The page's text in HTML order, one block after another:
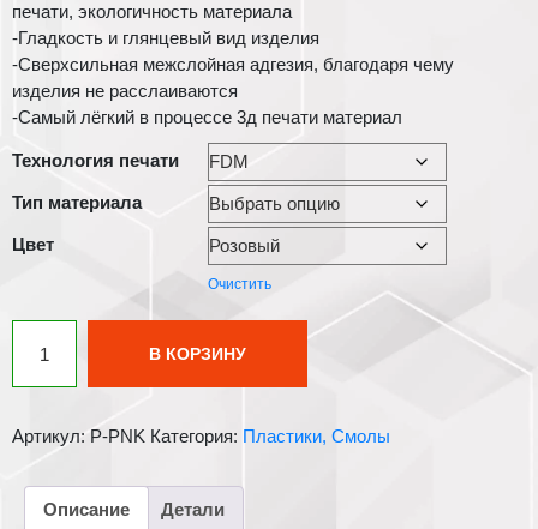
печати, экологичность материала
-Гладкость и глянцевый вид изделия
-Сверхсильная межслойная адгезия, благодаря чему
изделия не расслаиваются
-Самый лёгкий в процессе 3д печати материал
Технология печати
Тип материала
Цвет
Очистить
товара
PLA
1
WANHAO
розовый
В КОРЗИНУ
Артикул: P-PNK Категория: Пластики, Смолы
Описание Детали